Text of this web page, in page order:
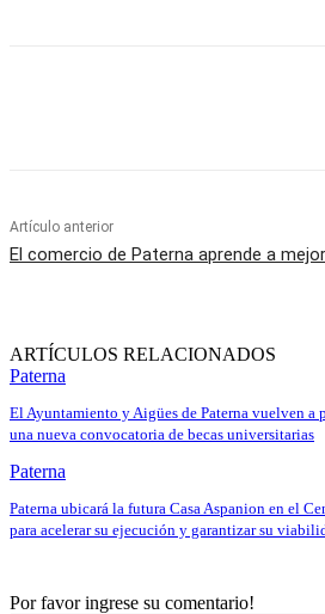
Artículo anterior
El comercio de Paterna aprende a
ARTÍCULOS RELACIONADOS
Paterna
El Ayuntamiento y Aigües de Paterna vuelven a
una nueva convocatoria de becas universitarias
Paterna
Paterna ubicará la futura Casa Aspanion en el
para acelerar su ejecución y garantizar su
Por favor ingrese su comentario!